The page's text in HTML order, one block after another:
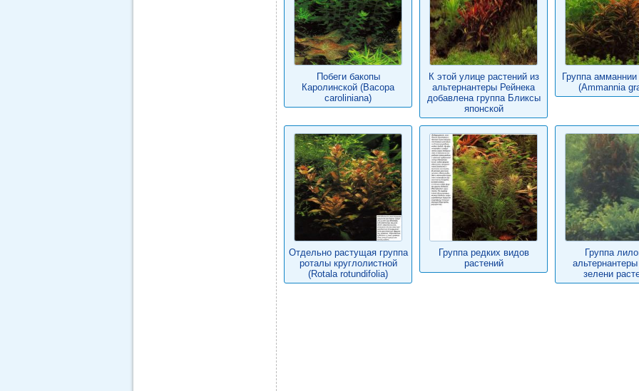
Побеги бакопы
Каролинской (Васора
caroliniana)
К этой улице растений из
альтернантеры Рейнека
добавлена группа Бликсы
японской
Группа
(Ammannia
Отдельно растущая группа
роталы круглолистной
(Rotala rotundifolia)
Группа редких видов
растений
Группа
зелени